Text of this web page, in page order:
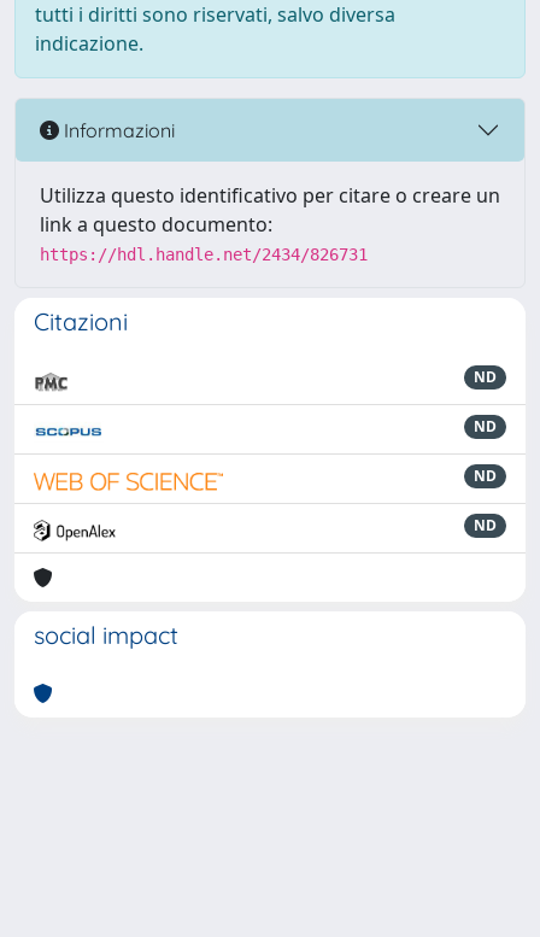
tutti i diritti sono riservati, salvo diversa
indicazione.
Informazioni
Utilizza questo identificativo per citare o creare un
link a questo documento:
https://hdl.handle.net/2434/826731
Citazioni
ND
ND
ND
ND
social impact